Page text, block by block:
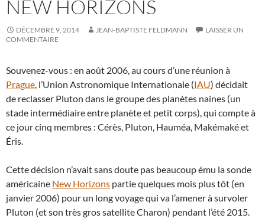
NEW HORIZONS
DÉCEMBRE 9, 2014 JEAN-BAPTISTE FELDMANN
LAISSER UN
COMMENTAIRE
Souvenez-vous : en août 2006, au cours d’une réunion à
Prague, l’Union Astronomique Internationale (IAU) décidait
de reclasser Pluton dans le groupe des planètes naines (un
stade intermédiaire entre planète et petit corps), qui compte à
ce jour cinq membres : Cérès, Pluton, Hauméa, Makémaké et
Éris.
Cette décision n’avait sans doute pas beaucoup ému la sonde
américaine New Horizons partie quelques mois plus tôt (en
janvier 2006) pour un long voyage qui va l’amener à survoler
Pluton (et son très gros satellite Charon) pendant l’été 2015.